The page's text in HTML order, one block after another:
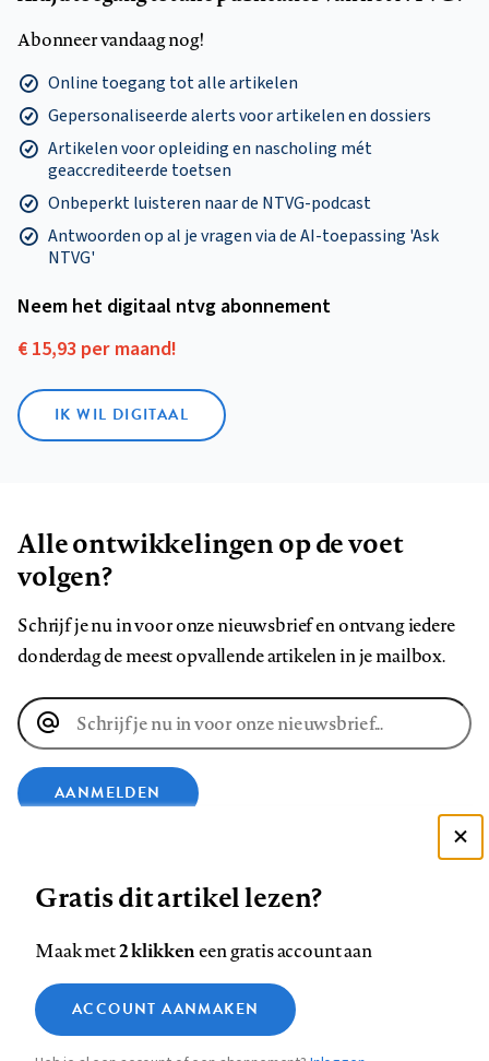
Abonneer vandaag nog!
Online toegang tot alle artikelen
Gepersonaliseerde alerts voor artikelen en dossiers
Artikelen voor opleiding en nascholing mét
geaccrediteerde toetsen
Onbeperkt luisteren naar de NTVG-podcast
Antwoorden op al je vragen via de AI-toepassing 'Ask
NTVG'
Neem het digitaal ntvg abonnement
€ 15,93 per maand!
IK WIL DIGITAAL
Alle ontwikkelingen op de voet
volgen?
Schrijf je nu in voor onze nieuwsbrief en ontvang iedere
donderdag de meest opvallende artikelen in je mailbox.
E-
mailadres
AANMELDEN
op
Facebook
op
LinkedIn
op
Bluesky
ons
op
InstagramYouTube
Footer
Contact Colofon Disclaimer Privacy
Medische vragen verdienen
betrouwbare antwoorden
Gratis dit artikel lezen?
Maak met2 klikkeneen gratis account aan
ACCOUNT AANMAKEN
Zie onze cookie policy
Analytische cookies